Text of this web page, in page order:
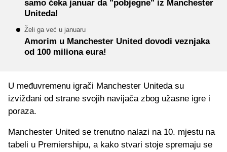
samo čeka januar da "pobjegne" iz Manchester
Uniteda!
Želi ga već u januaru
Amorim u Manchester United dovodi veznjaka
od 100 miliona eura!
U međuvremenu igrači Manchester Uniteda su
izviždani od strane svojih navijača zbog užasne igre i
poraza.
Manchester United se trenutno nalazi na 10. mjestu na
tabeli u Premiershipu, a kako stvari stoje spremaju se